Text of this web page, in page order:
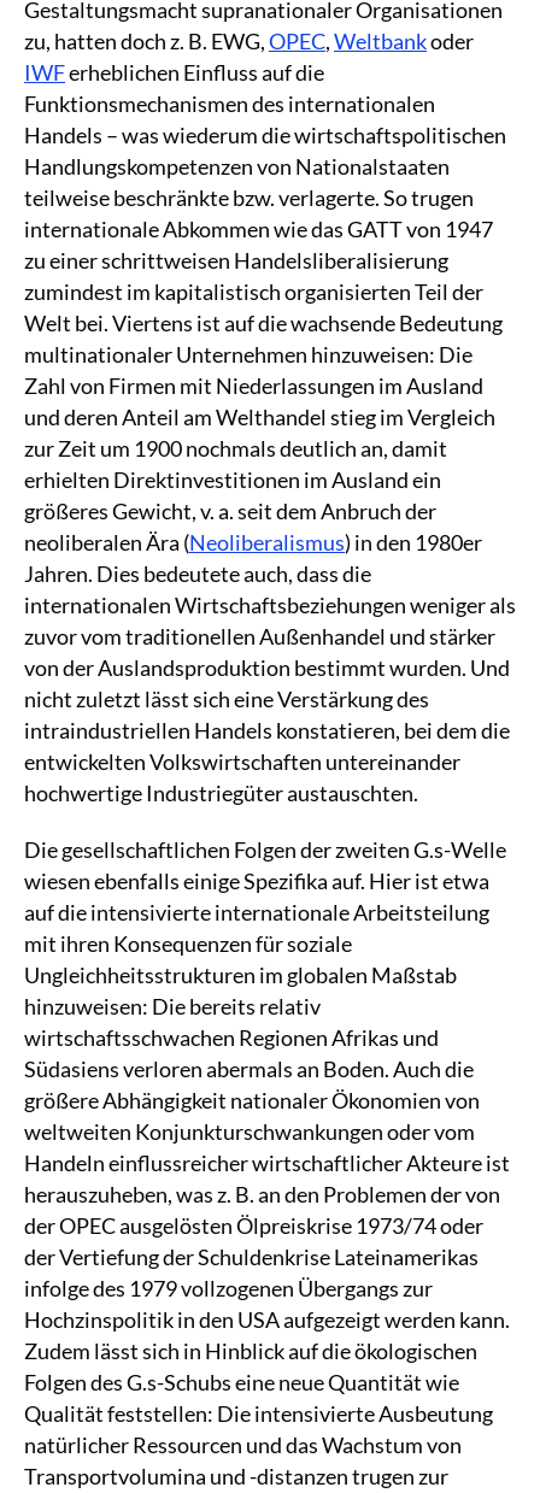
Gestaltungsmacht supranationaler Organisationen
zu, hatten doch z. B. EWG,OPEC,Weltbankoder
IWFerheblichen Einfluss auf die
Funktionsmechanismen des internationalen
Handels – was wiederum die wirtschaftspolitischen
Handlungskompetenzen von Nationalstaaten
teilweise beschränkte bzw. verlagerte. So trugen
internationale Abkommen wie das GATT von 1947
zu einer schrittweisen Handelsliberalisierung
zumindest im kapitalistisch organisierten Teil der
Welt bei. Viertens ist auf die wachsende Bedeutung
multinationaler Unternehmen hinzuweisen: Die
Zahl von Firmen mit Niederlassungen im Ausland
und deren Anteil am Welthandel stieg im Vergleich
zur Zeit um 1900 nochmals deutlich an, damit
erhielten Direktinvestitionen im Ausland ein
größeres Gewicht, v. a. seit dem Anbruch der
neoliberalen Ära (Neoliberalismus) in den 1980er
Jahren. Dies bedeutete auch, dass die
internationalen Wirtschaftsbeziehungen weniger als
zuvor vom traditionellen Außenhandel und stärker
von der Auslandsproduktion bestimmt wurden. Und
nicht zuletzt lässt sich eine Verstärkung des
intraindustriellen Handels konstatieren, bei dem die
entwickelten Volkswirtschaften untereinander
hochwertige Industriegüter austauschten.
Die gesellschaftlichen Folgen der zweiten G.s-Welle
wiesen ebenfalls einige Spezifika auf. Hier ist etwa
auf die intensivierte internationale Arbeitsteilung
mit ihren Konsequenzen für soziale
Ungleichheitsstrukturen im globalen Maßstab
hinzuweisen: Die bereits relativ
wirtschaftsschwachen Regionen Afrikas und
Südasiens verloren abermals an Boden. Auch die
größere Abhängigkeit nationaler Ökonomien von
weltweiten Konjunkturschwankungen oder vom
Handeln einflussreicher wirtschaftlicher Akteure ist
herauszuheben, was z. B. an den Problemen der von
der OPEC ausgelösten Ölpreiskrise 1973/74 oder
der Vertiefung der Schuldenkrise Lateinamerikas
infolge des 1979 vollzogenen Übergangs zur
Hochzinspolitik in den USA aufgezeigt werden kann.
Zudem lässt sich in Hinblick auf die ökologischen
Folgen des G.s-Schubs eine neue Quantität wie
Qualität feststellen: Die intensivierte Ausbeutung
natürlicher Ressourcen und das Wachstum von
Transportvolumina und -distanzen trugen zur